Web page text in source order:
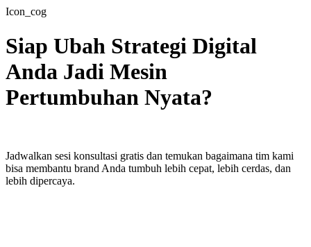
Icon_cog
Siap Ubah Strategi Digital
Anda Jadi Mesin
Pertumbuhan Nyata?
Jadwalkan sesi konsultasi gratis dan temukan bagaimana tim kami
bisa membantu brand Anda tumbuh lebih cepat, lebih cerdas, dan
lebih dipercaya.